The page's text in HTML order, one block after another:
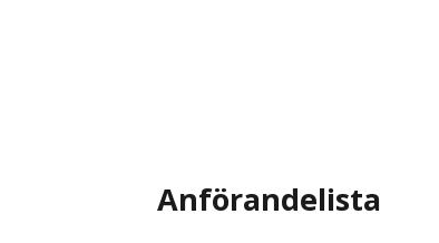
Anförandelista